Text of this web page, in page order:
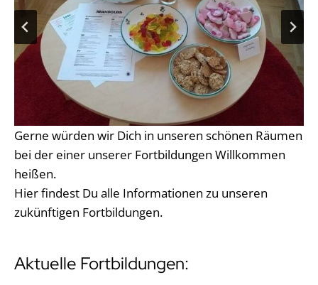
Gerne würden wir Dich in unseren schönen Räumen
bei der einer unserer Fortbildungen Willkommen
heißen.
Hier findest Du alle Informationen zu unseren
zukünftigen Fortbildungen.
Aktuelle Fortbildungen: